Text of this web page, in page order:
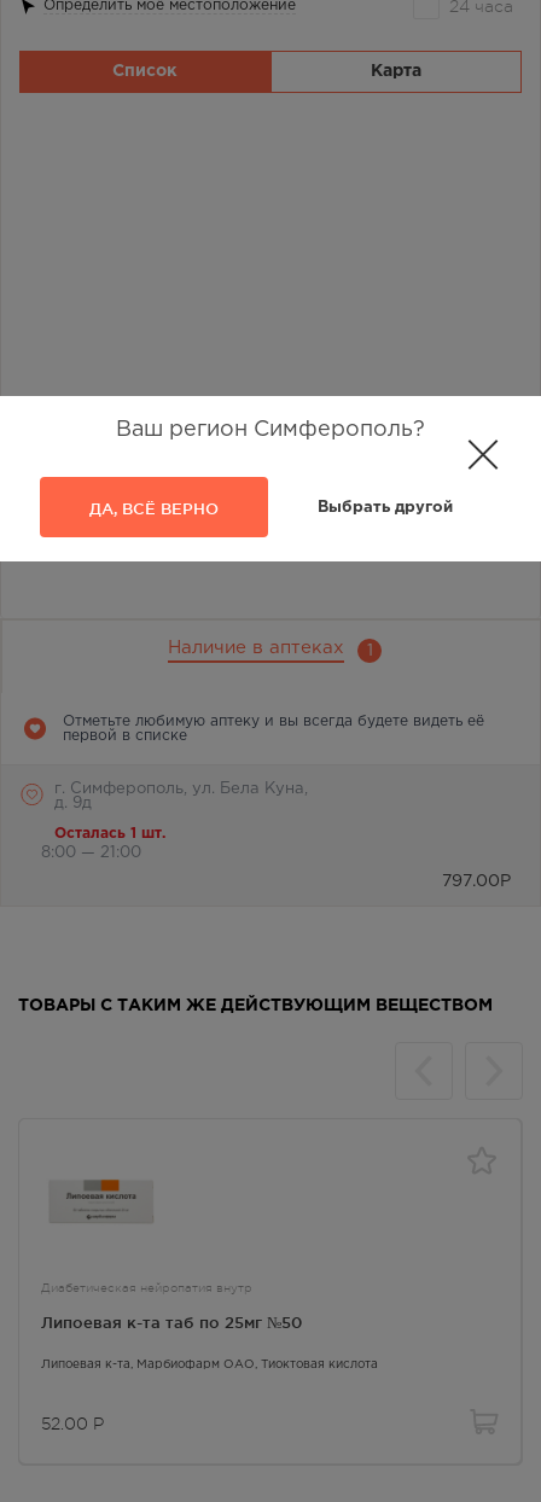
Ваш регион Симферополь?
ДА, ВСЁ ВЕРНО Выбрать другой
Наличие в аптеках 1
Отметьте любимую аптеку и вы всегда будете видеть её
первой в списке
г. Симферополь, ул. Бела Куна,
д. 9д
Осталась 1 шт.
8:00 — 21:00
797.00 Р
Определить моё местоположение 24 часа
Список Карта
ТОВАРЫ С ТАКИМ ЖЕ ДЕЙСТВУЮЩИМ ВЕЩЕСТВОМ
Диабетическая нейропатия внутр
Липоевая к-та таб по 25мг №50
Липоевая к-та , Марбиофарм ОАО, Тиоктовая кислота
52.00 Р